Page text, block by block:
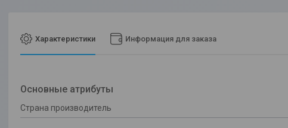
Характеристики Информация для заказа
Основные атрибуты
Страна производитель